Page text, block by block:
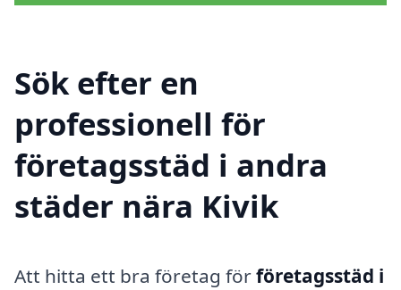
Sök efter en
professionell för
företagsstäd i andra
städer nära Kivik
Att hitta ett bra företag förföretagsstäd i